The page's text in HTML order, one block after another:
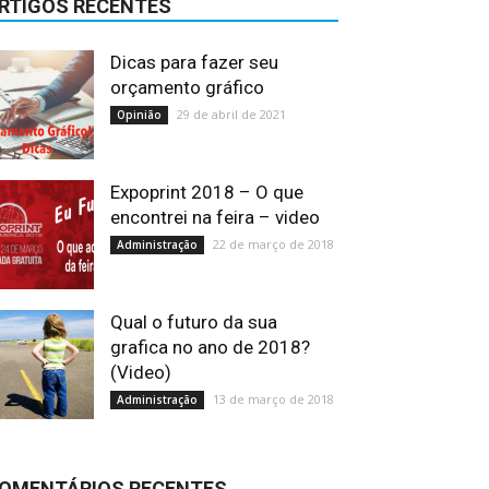
RECENTES
Dicas para fazer seu
orçamento gráfico
Opinião 29 de abril de 2021
Expoprint 2018 – O que
encontrei na feira – video
Administração 22 de março de 2018
Qual o futuro da sua
grafica no ano de 2018?
(Video)
Administração 13 de março de 2018